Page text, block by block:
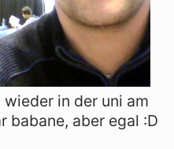
in der uni am
babane, aber egal :D